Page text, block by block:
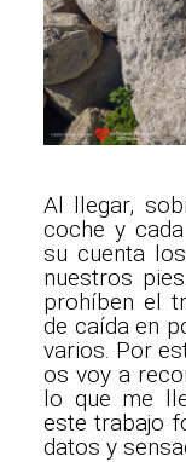
Al llegar,
coche y
su cuenta
nuestros
prohíben el
de caída en
varios. Por
os voy a
lo que me
este trabajo
datos y